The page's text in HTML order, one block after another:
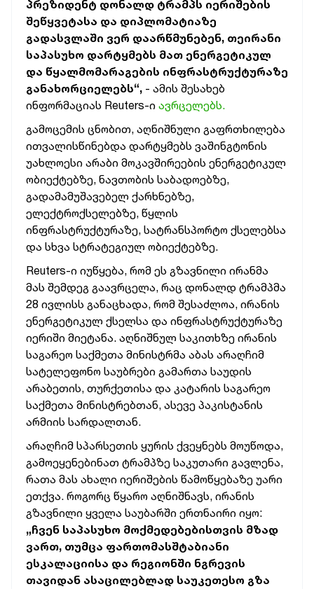
პრეზიდენტ დონალდ ტრამპს იერიშების
შეწყვეტასა და დიპლომატიაზე
გადასვლაში ვერ დაარწმუნებენ, თეირანი
საპასუხო დარტყმებს მათ ენერგეტიკულ
და წყალმომარაგების ინფრასტრუქტურაზე
განახორციელებს“, - ამის შესახებ
ინფორმაციას Reuters-ი ავრცელებს.
გამოცემის ცნობით, აღნიშნული გაფრთხილება
ითვალისწინებდა დარტყმებს ვაშინგტონის
უახლოესი არაბი მოკავშირეების ენერგეტიკულ
ობიექტებზე, ნავთობის საბადოებზე,
გადამამუშავებელ ქარხნებზე,
ელექტროქსელებზე, წყლის
ინფრასტრუქტურაზე, სატრანსპორტო ქსელებსა
და სხვა სტრატეგიულ ობიექტებზე.
Reuters-ი იუწყება, რომ ეს გზავნილი ირანმა
მას შემდეგ გაავრცელა, რაც დონალდ ტრამპმა
28 ივლისს განაცხადა, რომ შესაძლოა, ირანის
ენერგეტიკულ ქსელსა და ინფრასტრუქტურაზე
იერიში მიეტანა. აღნიშნულ საკითხზე ირანის
საგარეო საქმეთა მინისტრმა აბას არაღჩიმ
სატელეფონო საუბრები გამართა საუდის
არაბეთის, თურქეთისა და კატარის საგარეო
საქმეთა მინისტრებთან, ასევე პაკისტანის
არმიის სარდალთან.
არაღჩიმ სპარსეთის ყურის ქვეყნებს მოუწოდა,
გამოეყენებინათ ტრამპზე საკუთარი გავლენა,
რათა მას ახალი იერიშების წამოწყებაზე უარი
ეთქვა. როგორც წყარო აღნიშნავს, ირანის
გზავნილი ყველა საუბარში ერთნაირი იყო:
„ჩვენ საპასუხო მოქმედებებისთვის მზად
ვართ, თუმცა ფართომასშტაბიანი
ესკალაციისა და რეგიონში ნგრევის
თავიდან ასაცილებლად საუკეთესო გზა